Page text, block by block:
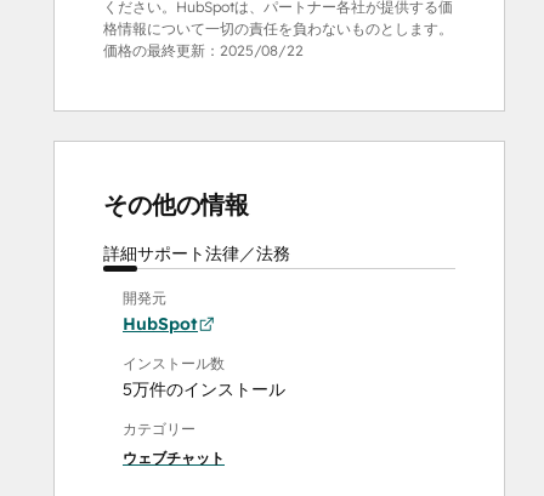
ください。HubSpotは、パートナー各社が提供する価
格情報について一切の責任を負わないものとします。
価格の最終更新： 2025/08/22
その他の情報
詳細サポート法律／法務
開発元
HubSpot
インストール数
5万件のインストール
カテゴリー
ウェブチャット